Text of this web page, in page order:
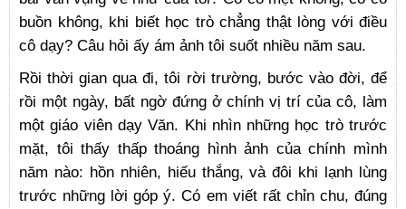
buồn không, khi biết học trò chẳng thật lòng với điều
cô dạy? Câu hỏi ấy ám ảnh tôi suốt nhiều năm sau.
Rồi thời gian qua đi, tôi rời trường, bước vào đời, để
rồi một ngày, bất ngờ đứng ở chính vị trí của cô, làm
một giáo viên dạy Văn. Khi nhìn những học trò trước
mặt, tôi thấy thấp thoáng hình ảnh của chính mình
năm nào: hồn nhiên, hiếu thắng, và đôi khi lạnh lùng
trước những lời góp ý. Có em viết rất chỉn chu, đúng